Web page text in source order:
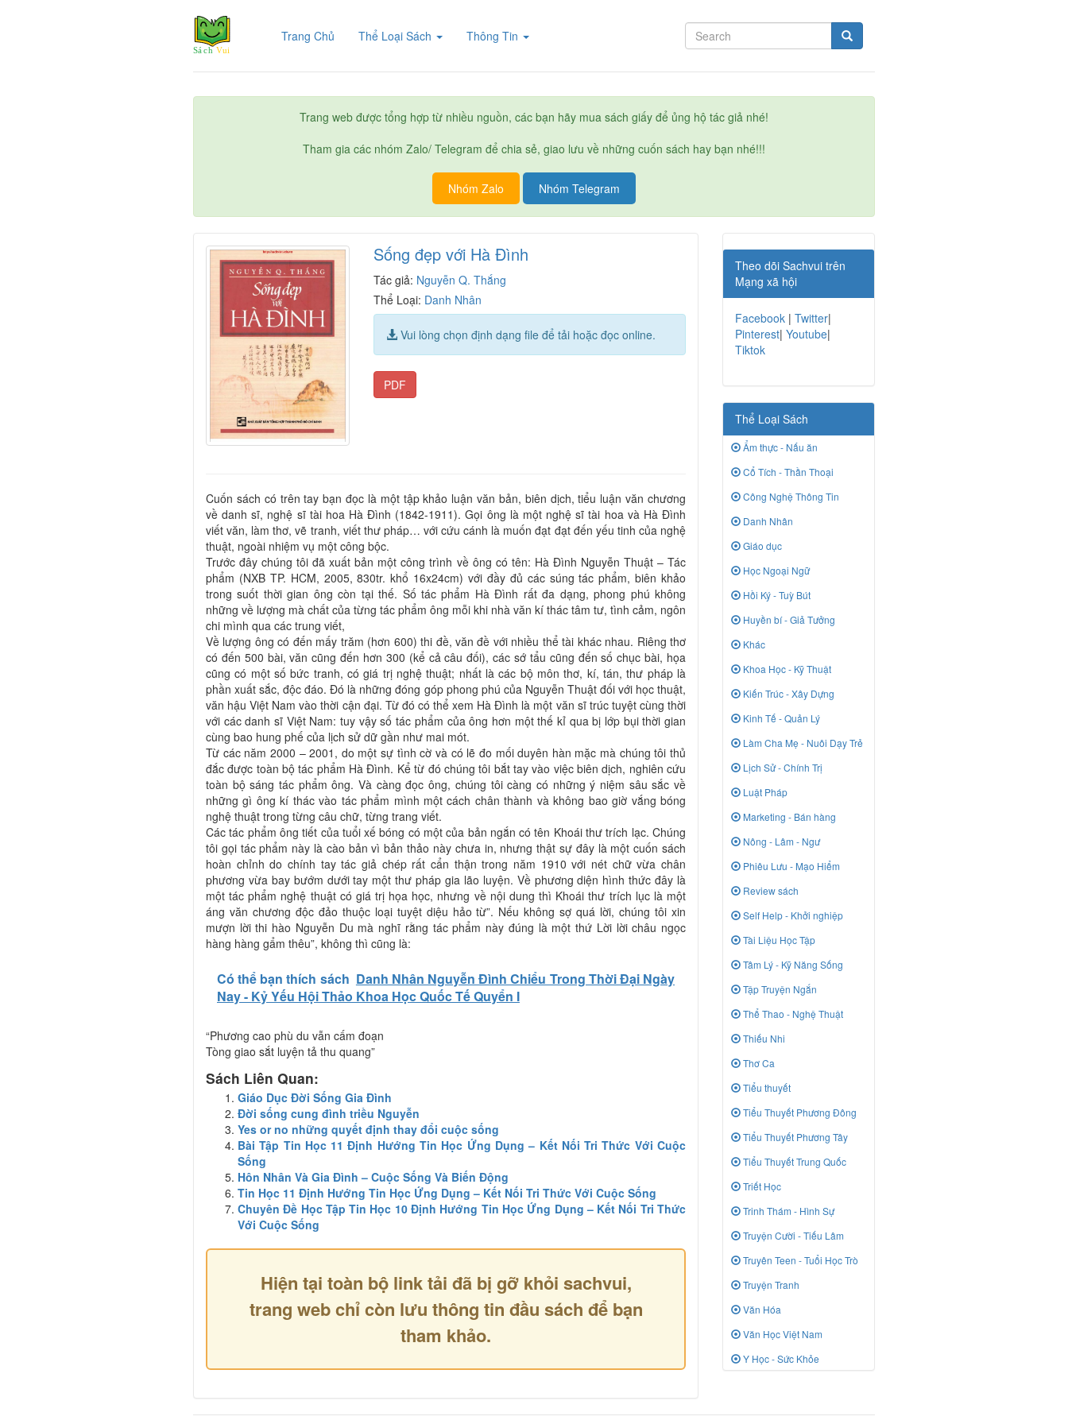
Trang Chủ (current)Thể Loại Sách Thông Tin
Trang web được tổng hợp từ nhiều nguồn, các bạn hãy mua sách giấy để ủng hộ tác giả nhé!
Tham gia các nhóm Zalo/ Telegram để chia sẻ, giao lưu về những cuốn sách hay bạn nhé!!!
Nhóm Zalo Nhóm Telegram
Sống đẹp với Hà Đình
Tác giả: Nguyễn Q. Thắng
Thể Loại: Danh Nhân
Vui lòng chọn định dạng file để tải hoặc đọc online.
PDF
Cuốn sách có trên tay bạn đọc là một tập khảo luận văn bản, biên dịch, tiểu luận văn chương
về danh sĩ, nghệ sĩ tài hoa Hà Đình (1842-1911). Gọi ông là một nghệ sĩ tài hoa và Hà Đình
viết văn, làm thơ, vẽ tranh, viết thư pháp… với cứu cánh là muốn đạt đạt đến yếu tinh của nghệ
thuật, ngoài nhiệm vụ một công bộc.
Trước đây chúng tôi đã xuất bản một công trình về ông có tên: Hà Đình Nguyễn Thuật – Tác
phẩm (NXB TP. HCM, 2005, 830tr. khổ 16x24cm) với đầy đủ các súng tác phẩm, biên khảo
trong suốt thời gian ông còn tại thế. Số tác phẩm Hà Đình rất đa dạng, phong phú không
những về lượng mà chất của từng tác phẩm ông mỗi khi nhà văn kí thác tâm tư, tình cảm, ngôn
chi mình qua các trung viết,
Về lượng ông có đến mấy trăm (hơn 600) thi đề, văn đề với nhiều thể tài khác nhau. Riêng thơ
có đến 500 bài, văn cũng đến hơn 300 (kể cả câu đối), các sớ tẩu cũng đến số chục bài, họa
cũng có một số bức tranh, có giá trị nghệ thuật; nhất là các bộ môn thơ, kí, tán, thư pháp là
phần xuất sắc, độc đáo. Đó là những đóng góp phong phú của Nguyễn Thuật đối với học thuật,
văn hậu Việt Nam vào thời cận đại. Từ đó có thể xem Hà Đình là một văn sĩ trúc tuyệt cùng thời
với các danh sĩ Việt Nam: tuy vậy số tác phẩm của ông hơn một thế kỉ qua bị lớp bụi thời gian
cùng bao hung phế của lịch sử dữ gần như mai mót.
Từ các năm 2000 – 2001, do một sự tình cờ và có lẽ đo mối duyên hàn mặc mà chúng tôi thủ
đắc được toàn bộ tác phẩm Hà Đình. Kể từ đó chúng tôi bắt tay vào việc biên dịch, nghiên cứu
toàn bộ sáng tác phẩm ông. Và càng đọc ông, chúng tôi càng có những ý niệm sâu sắc về
những gì ông kí thác vào tác phẩm mình một cách chân thành và không bao giờ vắng bóng
nghệ thuật trong từng câu chữ, từng trang viết.
Các tác phẩm ông tiết của tuổi xế bóng có một của bản ngắn có tên Khoái thư trích lạc. Chúng
tôi gọi tác phẩm này là cào bản vì bản thảo này chưa in, nhưng thật sự đây là một cuốn sách
hoàn chỉnh do chính tay tác giả chép rất cẩn thận trong năm 1910 với nét chữ vừa chân
phương vừa bay bướm dưới tay một thư pháp gia lão luyện. Về phương diện hình thức đây là
một tác phẩm nghệ thuật có giá trị họa học, nhưng về nội dung thì Khoái thư trích lục là một
áng văn chương độc đảo thuộc loại tuyệt diệu hảo từ”. Nếu không sợ quá lời, chúng tôi xin
mượn lời thi hào Nguyễn Du mà nghĩ rằng tác phẩm này đúng là một thứ Lời lời châu ngọc
hàng hàng gẩm thêu”, không thì cũng là:
Có thể bạn thích sách Danh Nhân Nguyễn Đình Chiểu Trong Thời Đại Ngày
Nay - Kỷ Yếu Hội Thảo Khoa Học Quốc Tế Quyển I
“Phương cao phù du vẫn cấm đoạn
Tòng giao sắt luyện tả thu quang”
Sách Liên Quan:
Giáo Dục Đời Sống Gia Đình
Đời sống cung đình triều Nguyễn
Yes or no những quyết định thay đổi cuộc sống
Bài Tập Tin Học 11 Định Hướng Tin Học Ứng Dụng – Kết Nối Tri Thức Với Cuộc
Sống
Hôn Nhân Và Gia Đình – Cuộc Sống Và Biến Động
Tin Học 11 Định Hướng Tin Học Ứng Dụng – Kết Nối Tri Thức Với Cuộc Sống
Chuyên Đề Học Tập Tin Học 10 Định Hướng Tin Học Ứng Dụng – Kết Nối Tri Thức
Với Cuộc Sống
Hiện tại toàn bộ link tải đã bị gỡ khỏi sachvui,
trang web chỉ còn lưu thông tin đầu sách để bạn
tham khảo.
Theo dõi Sachvui trên
Mạng xã hội
Facebook | Twitter|
Pinterest| Youtube|
Tiktok
Thể Loại Sách
Ẩm thực - Nấu ăn
Cổ Tích - Thần Thoại
Công Nghệ Thông Tin
Danh Nhân
Giáo dục
Học Ngoại Ngữ
Hồi Ký - Tuỳ Bút
Huyền bí - Giả Tưởng
Khác
Khoa Học - Kỹ Thuật
Kiến Trúc - Xây Dựng
Kinh Tế - Quản Lý
Làm Cha Mẹ - Nuôi Dạy Trẻ
Lịch Sử - Chính Trị
Luật Pháp
Marketing - Bán hàng
Nông - Lâm - Ngư
Phiêu Lưu - Mạo Hiểm
Review sách
Self Help - Khởi nghiệp
Tài Liệu Học Tập
Tâm Lý - Kỹ Năng Sống
Tập Truyện Ngắn
Thể Thao - Nghệ Thuật
Thiếu Nhi
Thơ Ca
Tiểu thuyết
Tiểu Thuyết Phương Đông
Tiểu Thuyết Phương Tây
Tiểu Thuyết Trung Quốc
Triết Học
Trinh Thám - Hình Sự
Truyện Cười - Tiếu Lâm
Truyên Teen - Tuổi Học Trò
Truyện Tranh
Văn Hóa
Văn Học Việt Nam
Y Học - Sức Khỏe